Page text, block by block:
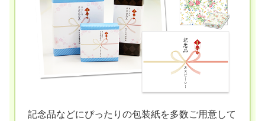
記念品などにぴったりの包装紙を多数ご用意して